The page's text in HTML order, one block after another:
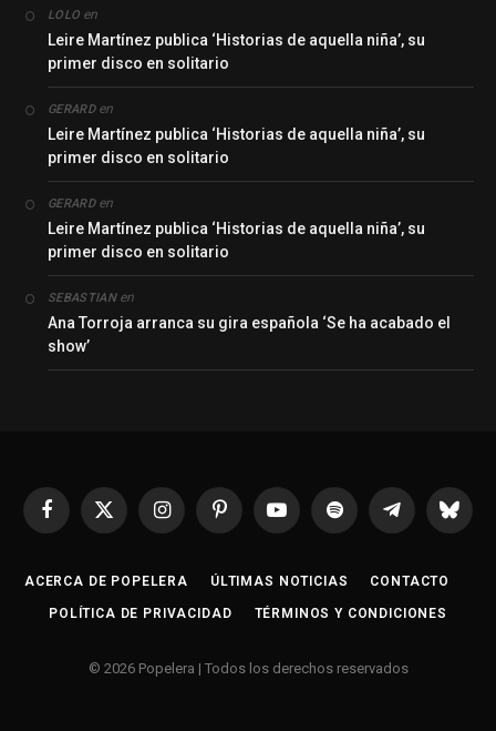
LOLO en
Leire Martínez publica ‘Historias de aquella niña’, su
primer disco en solitario
GERARDen
Leire Martínez publica ‘Historias de aquella niña’, su
primer disco en solitario
GERARDen
Leire Martínez publica ‘Historias de aquella niña’, su
primer disco en solitario
SEBASTIANen
Ana Torroja arranca su gira española ‘Se ha acabado el
show’
Facebook
X
InstagramPinterestYouTubeSpotify Telegrama
ACERCA DE POPELERA ÚLTIMAS NOTICIAS CONTACTO
POLÍTICA DE PRIVACIDAD TÉRMINOS Y CONDICIONES
© 2026 Popelera | Todos los derechos reservados